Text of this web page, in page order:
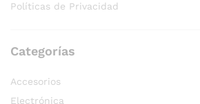
Políticas de Privacidad
Categorías
Accesorios
Electrónica